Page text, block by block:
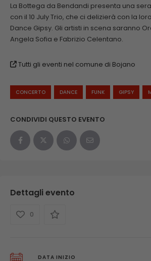
La Bottega da Bendandi presenta una
con il 10 July Trio, che ci delizierà con la
Dance Gipsy. Gli artisti in scena saranno
Angela Sofia e Fabrizio Celentano.
Tutti gli eventi nel comune di Bojano
CONCERTO DANCE FUNK GIPSY
CONDIVIDI QUESTO EVENTO
Dettagli evento
0
DATA INIZIO